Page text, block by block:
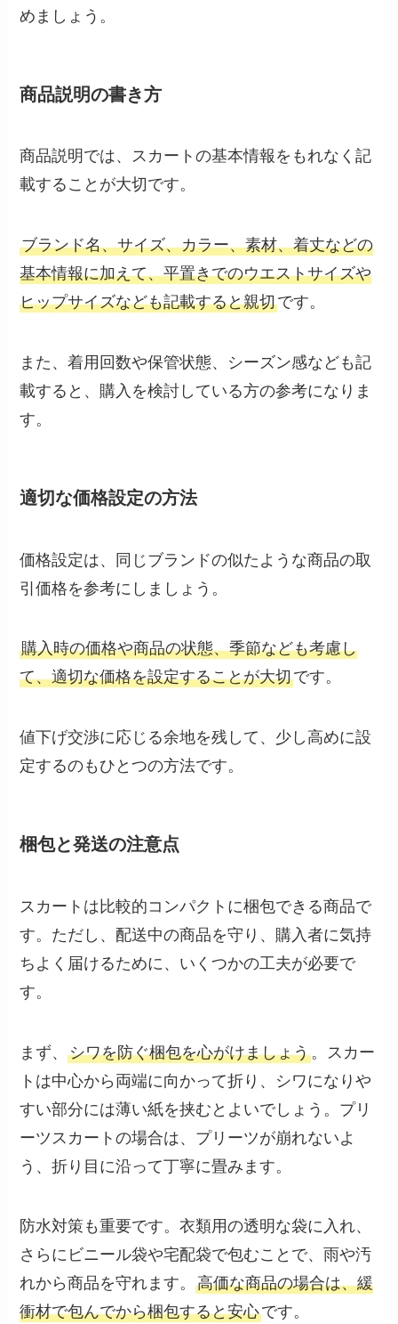
めましょう。
商品説明の書き方
商品説明では、スカートの基本情報をもれなく記
載することが大切です。
ブランド名、サイズ、カラー、素材、着丈などの
基本情報に加えて、平置きでのウエストサイズや
ヒップサイズなども記載すると親切です。
また、着用回数や保管状態、シーズン感なども記
載すると、購入を検討している方の参考になりま
す。
適切な価格設定の方法
価格設定は、同じブランドの似たような商品の取
引価格を参考にしましょう。
購入時の価格や商品の状態、季節なども考慮し
て、適切な価格を設定することが大切です。
値下げ交渉に応じる余地を残して、少し高めに設
定するのもひとつの方法です。
梱包と発送の注意点
スカートは比較的コンパクトに梱包できる商品で
す。ただし、配送中の商品を守り、購入者に気持
ちよく届けるために、いくつかの工夫が必要で
す。
まず、シワを防ぐ梱包を心がけましょう。スカー
トは中心から両端に向かって折り、シワになりや
すい部分には薄い紙を挟むとよいでしょう。プリ
ーツスカートの場合は、プリーツが崩れないよ
う、折り目に沿って丁寧に畳みます。
防水対策も重要です。衣類用の透明な袋に入れ、
さらにビニール袋や宅配袋で包むことで、雨や汚
れから商品を守れます。高価な商品の場合は、緩
衝材で包んでから梱包すると安心です。